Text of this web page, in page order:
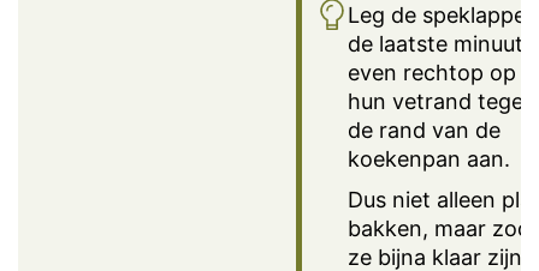
Leg de speklappen
de laatste minuut
even rechtop op
hun vetrand tegen
de rand van de
koekenpan aan.
Dus niet alleen plat
bakken, maar
ze bijna klaar zijn,